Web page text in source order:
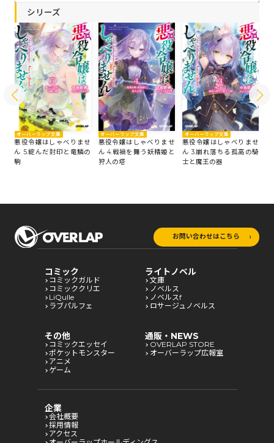
シリーズ
オーバーラップ文庫
悪役令嬢はしゃべりませ
ん 5.綻んだ封印と竜鱗の
駒
オーバーラップ文庫
悪役令嬢はしゃべりませ
ん 4.戦禍を舞う妖精姫と
狩人の塔
オーバーラップ文庫
悪役令嬢はしゃべりませ
ん 3.崩れ落ちる孤高の騎
士と魔王の器
お問い合わせはこちら
コミック
コミックガルド
コミッククリエ
LiQulle
ラブパルフェ
ライトノベル
文庫
ノベルス
ノベルスf
ロサージュノベルス
その他
コミックエッセイ
ポケットモンスター
アニメ
ゲーム
通販・NEWS
OVERLAP STORE
オーバーラップ広報室
企業
会社概要
採用情報
アクセス